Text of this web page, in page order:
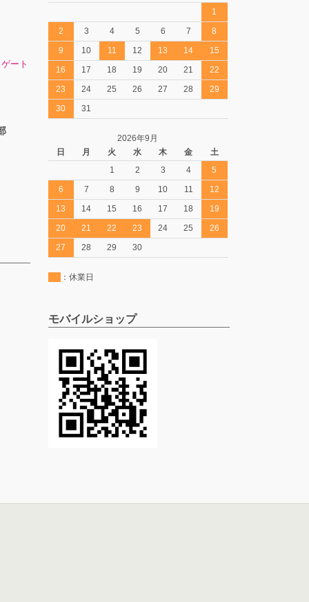
ート
1
2
3 4 5 6 7
8
9
10 11 12 13 14
15
16
17 18 19 20 21
22
23
24 25 26 27 28
29
30
31
2026年9月
日
月 火 水 木 金
土
1
2 3 4
5
6
7 8 9 10 11
12
13
14 15 16 17 18
19
20
21 22 23 24 25
26
27
28 29 30
：休業日
モバイルショップ